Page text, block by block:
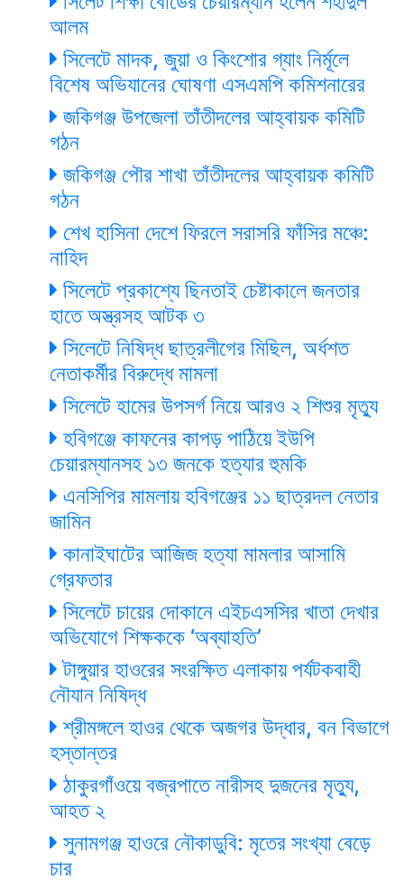
আলম
সিলেটে মাদক, জুয়া ও কিংশোর গ্যাং নির্মূলে
বিশেষ অভিযানের ঘোষণা এসএমপি কমিশনারের
জকিগঞ্জ উপজেলা তাঁতীদলের আহ্বায়ক কমিটি
গঠন
জকিগঞ্জ পৌর শাখা তাঁতীদলের আহ্বায়ক কমিটি
গঠন
শেখ হাসিনা দেশে ফিরলে সরাসরি ফাঁসির মঞ্চে:
নাহিদ
সিলেটে প্রকাশ্যে ছিনতাই চেষ্টাকালে জনতার
হাতে অস্ত্রসহ আটক ৩
সিলেটে নিষিদ্ধ ছাত্রলীগের মিছিল, অর্ধশত
নেতাকর্মীর বিরুদ্ধে মামলা
সিলেটে হামের উপসর্গ নিয়ে আরও ২ শিশুর মৃত্যু
হবিগঞ্জে কাফনের কাপড় পাঠিয়ে ইউপি
চেয়ারম্যানসহ ১৩ জনকে হত্যার হুমকি
এনসিপির মামলায় হবিগঞ্জের ১১ ছাত্রদল নেতার
জামিন
কানাইঘাটের আজিজ হত্যা মামলার আসামি
গ্রেফতার
সিলেটে চায়ের দোকানে এইচএসসির খাতা দেখার
অভিযোগে শিক্ষককে ‘অব্যাহতি’
টাঙ্গুয়ার হাওরের সংরক্ষিত এলাকায় পর্যটকবাহী
নৌযান নিষিদ্ধ
শ্রীমঙ্গলে হাওর থেকে অজগর উদ্ধার, বন বিভাগে
হস্তান্তর
ঠাকুরগাঁওয়ে বজ্রপাতে নারীসহ দুজনের মৃত্যু,
আহত ২
সুনামগঞ্জ হাওরে নৌকাডুবি: মৃতের সংখ্যা বেড়ে
চার